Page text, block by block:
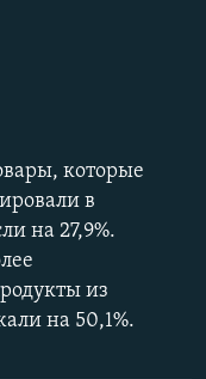
которые
в
на 27,9%.
из
на 50,1%.